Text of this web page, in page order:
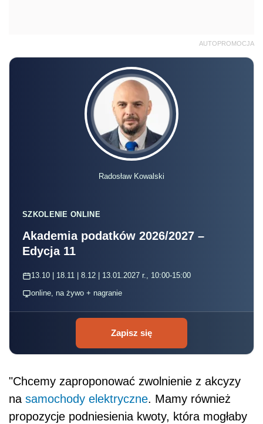
AUTOPROMOCJA
Radosław Kowalski
SZKOLENIE ONLINE
Akademia podatków 2026/2027 –
Edycja 11
13.10 | 18.11 | 8.12 | 13.01.2027 r., 10:00-15:00
online, na żywo + nagranie
Zapisz się
"Chcemy zaproponować zwolnienie z akcyzy
na samochody elektryczne. Mamy również
propozycje podniesienia kwoty, która mogłaby